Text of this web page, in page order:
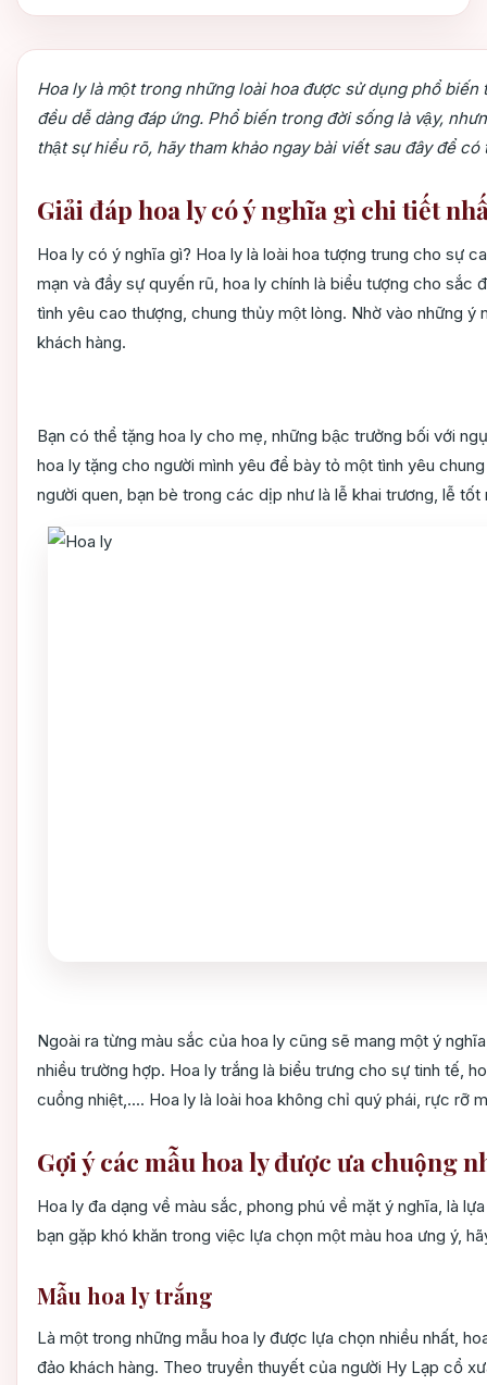
Hoa ly là một trong những loài hoa được sử dụng phổ
đều dễ dàng đáp ứng. Phổ biến trong đời sống là vậy,
thật sự hiểu rõ, hãy tham khảo ngay bài viết sau đây để
Giải đáp hoa ly có ý nghĩa gì chi tiết
Hoa ly có ý nghĩa gì? Hoa ly là loài hoa tượng trung cho sự
mạn và đầy sự quyến rũ, hoa ly chính là biểu tượng cho
tình yêu cao thượng, chung thủy một lòng. Nhờ vào những
khách hàng.
Bạn có thể tặng hoa ly cho mẹ, những bậc trưởng bối với
hoa ly tặng cho người mình yêu để bày tỏ một tình yêu
người quen, bạn bè trong các dịp như là lễ khai trương, lễ tốt
Ngoài ra từng màu sắc của hoa ly cũng sẽ mang một ý
nhiều trường hợp. Hoa ly trắng là biểu trưng cho sự tinh tế,
cuồng nhiệt,.... Hoa ly là loài hoa không chỉ quý phái, rực rỡ
Gợi ý các mẫu hoa ly được ưa chuộng
Hoa ly đa dạng về màu sắc, phong phú về mặt ý nghĩa, là
bạn gặp khó khăn trong việc lựa chọn một màu hoa ưng ý,
Mẫu hoa ly trắng
Là một trong những mẫu hoa ly được lựa chọn nhiều nhất,
đảo khách hàng. Theo truyền thuyết của người Hy Lạp cổ